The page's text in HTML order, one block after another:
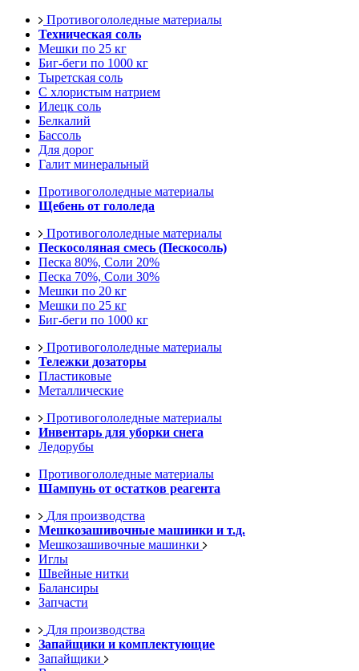
Противогололедные материалы
Техническая соль
Мешки по 25 кг
Биг-беги по 1000 кг
Тыретская соль
С хлористым натрием
Илецк соль
Белкалий
Бассоль
Для дорог
Галит минеральный
Противогололедные материалы
Щебень от гололеда
Противогололедные материалы
Пескосоляная смесь (Пескосоль)
Песка 80%, Соли 20%
Песка 70%, Соли 30%
Мешки по 20 кг
Мешки по 25 кг
Биг-беги по 1000 кг
Противогололедные материалы
Тележки дозаторы
Пластиковые
Металлические
Противогололедные материалы
Инвентарь для уборки снега
Ледорубы
Противогололедные материалы
Шампунь от остатков реагента
Для производства
Мешкозашивочные машинки и т.д.
Мешкозашивочные машинки
Иглы
Швейные нитки
Балансиры
Запчасти
Для производства
Запайщики и комплектующие
Запайщики